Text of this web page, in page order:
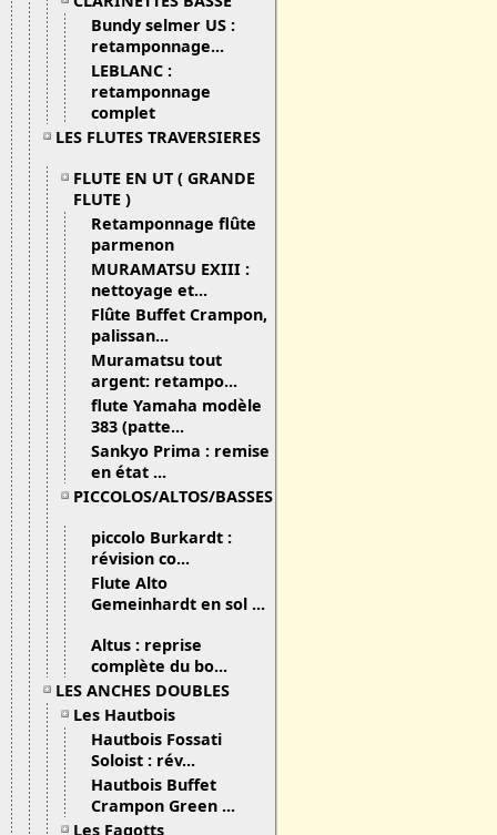
Bundy selmer US :
retamponnage...
LEBLANC :
retamponnage
complet
LES FLUTES TRAVERSIERES
FLUTE EN UT ( GRANDE
FLUTE )
Retamponnage flûte
parmenon
MURAMATSU EXIII :
nettoyage et...
Flûte Buffet Crampon,
palissan...
Muramatsu tout
argent: retampo...
flute Yamaha modèle
383 (patte...
Sankyo Prima : remise
en état ...
PICCOLOS/ALTOS/BASSES
piccolo Burkardt :
révision co...
Flute Alto
Gemeinhardt en sol ...
Altus : reprise
complète du bo...
LES ANCHES DOUBLES
Les Hautbois
Hautbois Fossati
Soloist : rév...
Hautbois Buffet
Crampon Green ...
Les Fagotts